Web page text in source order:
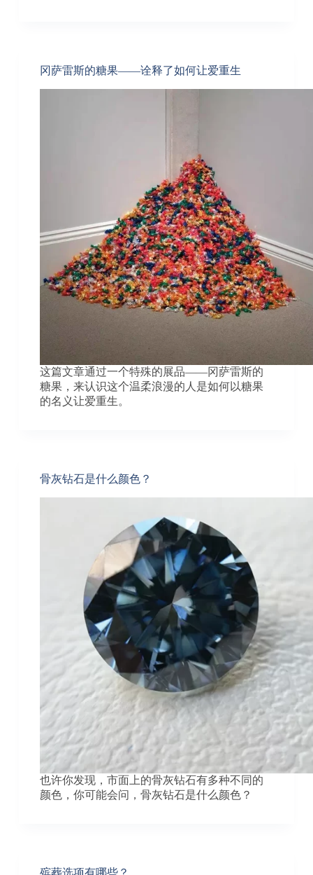
冈萨雷斯的糖果——诠释了如何让爱重生
这篇文章通过一个特殊的展品——冈萨雷斯的
糖果，来认识这个温柔浪漫的人是如何以糖果
的名义让爱重生。
骨灰钻石是什么颜色？
也许你发现，市面上的骨灰钻石有多种不同的
颜色，你可能会问，骨灰钻石是什么颜色？